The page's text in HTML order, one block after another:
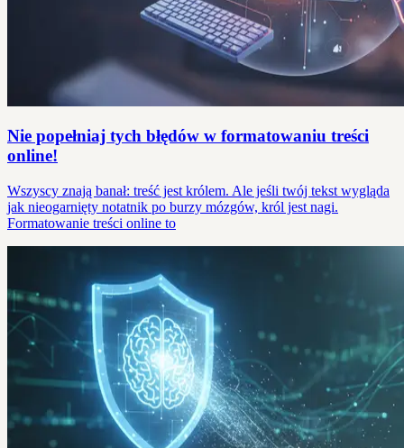
Nie popełniaj tych błędów w formatowaniu treści
online!
Wszyscy znają banał: treść jest królem. Ale jeśli twój tekst wygląda
jak nieogarnięty notatnik po burzy mózgów, król jest nagi.
Formatowanie treści online to